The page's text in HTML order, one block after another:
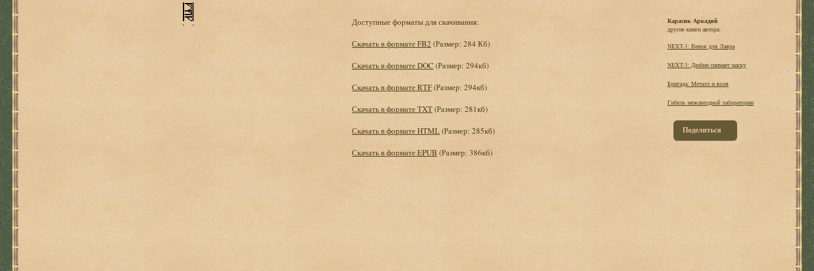
Доступные форматы для скачивания:
Скачать в формате FB2 (Размер: 284 Кб)
Скачать в формате DOC (Размер: 294кб)
Скачать в формате RTF(Размер: 294кб)
Скачать в формате TXT(Размер: 281кб)
Скачать в формате HTML(Размер: 285кб)
Скачать в формате EPUB (Размер: 386кб)
Карасик Аркадий
другие книги автора:
NEXT-3: Венок для Лавра
NEXT-3: Дюбин снимает маску
Бригада: Металл и воля
Гибель межзвездной лаборатории
Поделиться